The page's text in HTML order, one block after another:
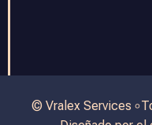
© Vralex Services ৹